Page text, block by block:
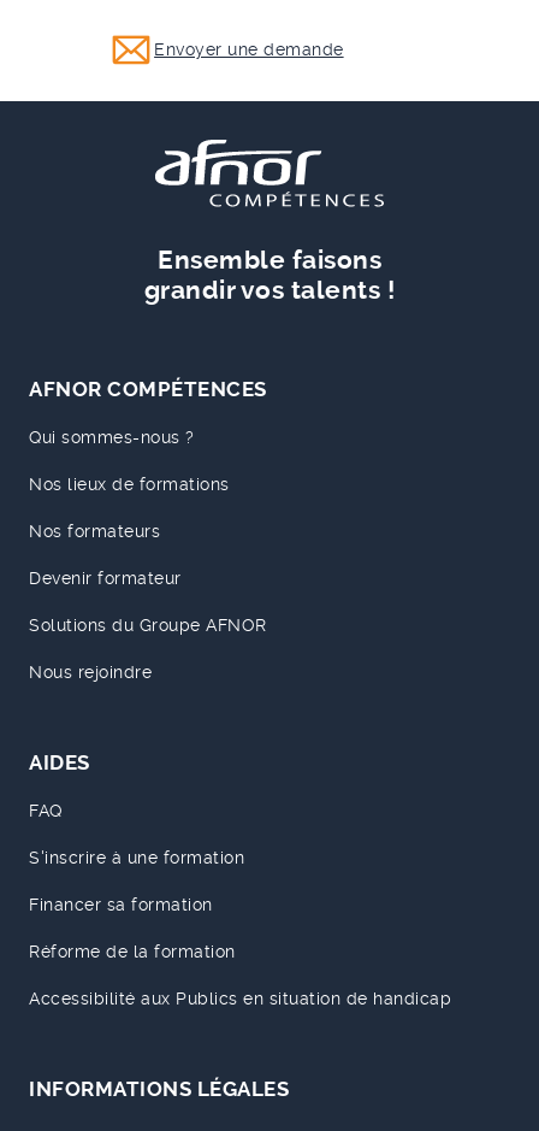
Envoyer une demande
Ensemble faisons
grandir vos talents !
AFNOR COMPÉTENCES
Qui sommes-nous ?
Nos lieux de formations
Nos formateurs
Devenir formateur
Solutions du Groupe AFNOR
Nous rejoindre
AIDES
FAQ
S'inscrire à une formation
Financer sa formation
Réforme de la formation
Accessibilité aux Publics en situation de handicap
INFORMATIONS LÉGALES